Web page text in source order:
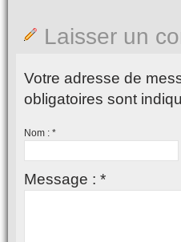
Laisser un
Votre adresse de
obligatoires sont
Nom : *
Message : *